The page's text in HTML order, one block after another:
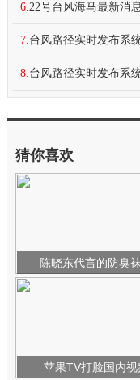
6.22号台风海马最新消
7.台风路径实时发布系
8.台风路径实时发布系
猜你喜欢
陈晓东代言的防臭
苹果TV打脸国内视